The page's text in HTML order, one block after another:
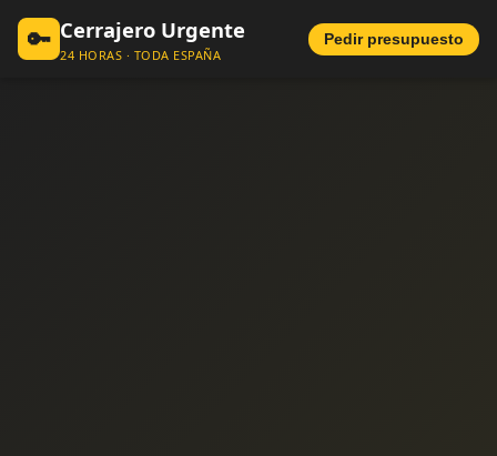
🔑 Cerrajero Urgente
24 HORAS · TODA ESPAÑA
Pedir presupuesto